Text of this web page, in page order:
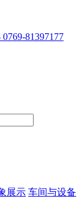
0769-81397177
展示 车间与设备